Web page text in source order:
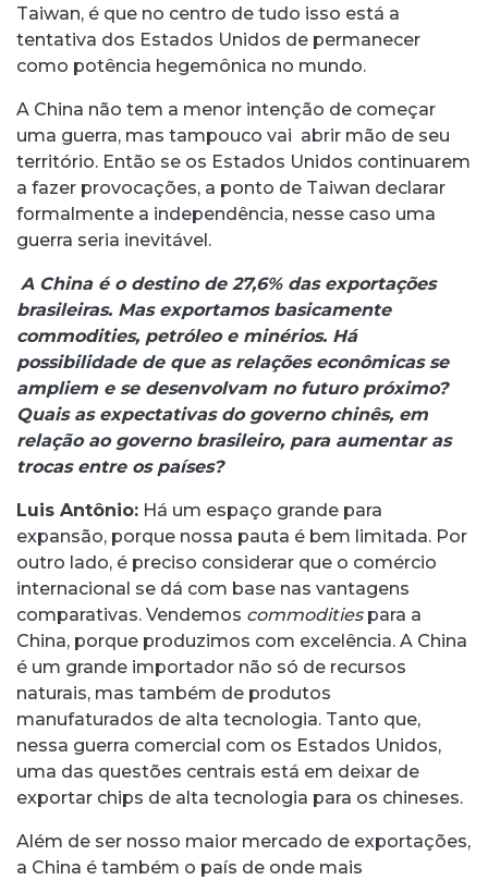
Taiwan, é que no centro de tudo isso está a
tentativa dos Estados Unidos de permanecer
como potência hegemônica no mundo.
A China não tem a menor intenção de começar
uma guerra, mas tampouco vai abrir mão de seu
território. Então se os Estados Unidos continuarem
a fazer provocações, a ponto de Taiwan declarar
formalmente a independência, nesse caso uma
guerra seria inevitável.
A China é o destino de 27,6% das exportações
brasileiras. Mas exportamos basicamente
commodities, petróleo e minérios. Há
possibilidade de que as relações econômicas se
ampliem e se desenvolvam no futuro próximo?
Quais as expectativas do governo chinês, em
relação ao governo brasileiro, para aumentar as
trocas entre os países?
Luis Antônio: Há um espaço grande para
expansão, porque nossa pauta é bem limitada. Por
outro lado, é preciso considerar que o comércio
internacional se dá com base nas vantagens
comparativas. Vendemos commodities para a
China, porque produzimos com excelência. A China
é um grande importador não só de recursos
naturais, mas também de produtos
manufaturados de alta tecnologia. Tanto que,
nessa guerra comercial com os Estados Unidos,
uma das questões centrais está em deixar de
exportar chips de alta tecnologia para os chineses.
Além de ser nosso maior mercado de exportações,
a China é também o país de onde mais